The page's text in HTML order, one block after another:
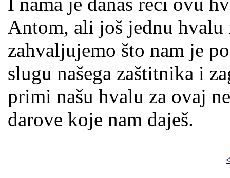
Antom, ali još jednu hvalu
zahvaljujemo što nam je
slugu našega zaštitnika i
primi našu hvalu za ovaj
darove koje nam daješ.